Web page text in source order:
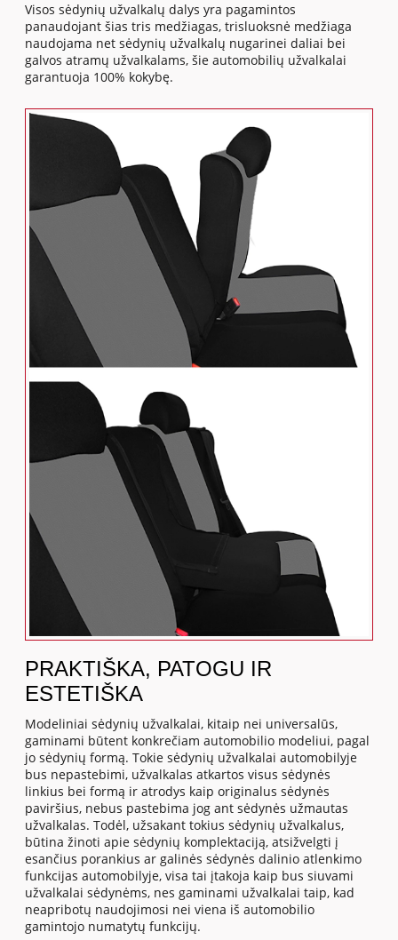
Visos sėdynių užvalkalų dalys yra pagamintos
panaudojant šias tris medžiagas, trisluoksnė medžiaga
naudojama net sėdynių užvalkalų nugarinei daliai bei
galvos atramų užvalkalams, šie automobilių užvalkalai
garantuoja 100% kokybę.
PRAKTIŠKA, PATOGU IR
ESTETIŠKA
Modeliniai sėdynių užvalkalai, kitaip nei universalūs,
gaminami būtent konkrečiam automobilio modeliui, pagal
jo sėdynių formą. Tokie sėdynių užvalkalai automobilyje
bus nepastebimi, užvalkalas atkartos visus sėdynės
linkius bei formą ir atrodys kaip originalus sėdynės
paviršius, nebus pastebima jog ant sėdynės užmautas
užvalkalas. Todėl, užsakant tokius sėdynių užvalkalus,
būtina žinoti apie sėdynių komplektaciją, atsižvelgti į
esančius porankius ar galinės sėdynės dalinio atlenkimo
funkcijas automobilyje, visa tai įtakoja kaip bus siuvami
užvalkalai sėdynėms, nes gaminami užvalkalai taip, kad
neapribotų naudojimosi nei viena iš automobilio
gamintojo numatytų funkcijų.